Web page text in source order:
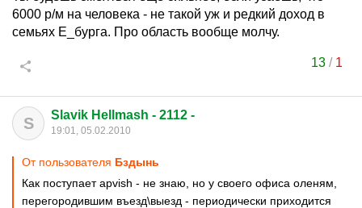
6000 р/м на человека - не такой уж и редкий доход в
семьях Е_бурга. Про область вообще молчу.
13 / 1
S Slavik Hellmash - 2112 -
19:01, 05.02.2010
От пользователя Бздынь
Как поступает apvish - не знаю, но у своего офиса оленям,
перегородившим въезд\выезд - периодически приходится